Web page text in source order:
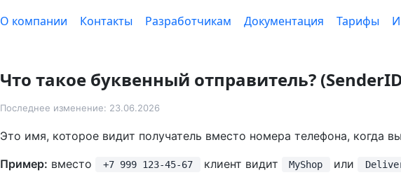
О компании Контакты Разработчикам Документация Тарифы
Что такое буквенный отправитель?
Последнее изменение: 23.06.2026
Это имя, которое видит получатель вместо номера телефона, когда
Пример: вместо +7 999 123-45-67 клиент видит MyShop или